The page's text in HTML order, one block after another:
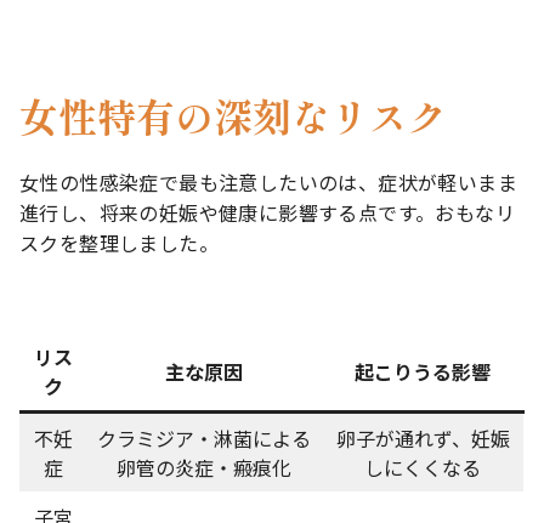
女性特有の深刻なリスク
女性の性感染症で最も注意したいのは、症状が軽いまま
進行し、将来の妊娠や健康に影響する点です。おもなリ
スクを整理しました。
リス
ク
主な原因 起こりうる影響
不妊
症
クラミジア・淋菌による
卵管の炎症・瘢痕化
卵子が通れず、妊娠
しにくくなる
子宮